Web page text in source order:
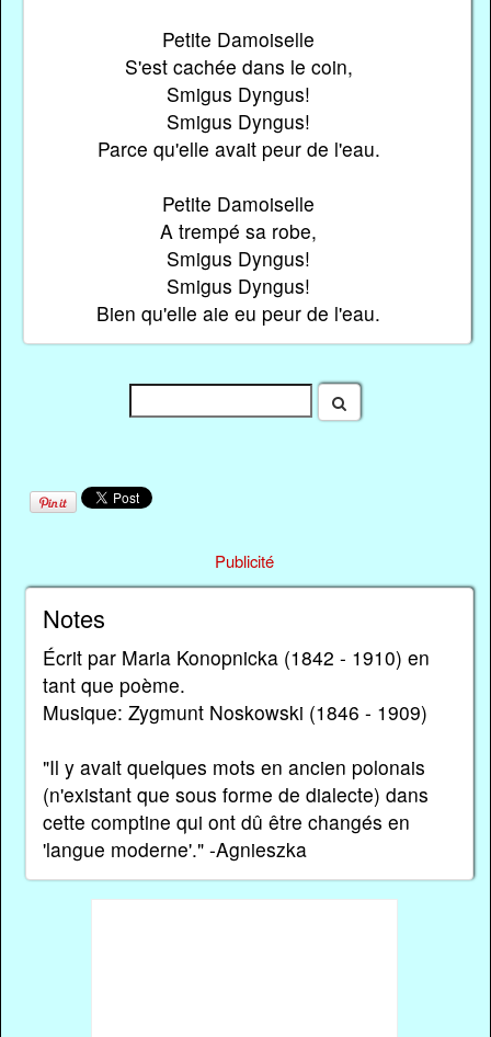
Petite Damoiselle
S'est cachée dans le coin,
Smigus Dyngus!
Smigus Dyngus!
Parce qu'elle avait peur de l'eau.
Petite Damoiselle
A trempé sa robe,
Smigus Dyngus!
Smigus Dyngus!
Bien qu'elle aie eu peur de l'eau.
Publicité
Notes
Écrit par Maria Konopnicka (1842 - 1910) en
tant que poème.
Musique: Zygmunt Noskowski (1846 - 1909)
"Il y avait quelques mots en ancien polonais
(n'existant que sous forme de dialecte) dans
cette comptine qui ont dû être changés en
'langue moderne'." -Agnieszka